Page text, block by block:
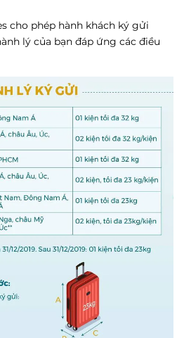
cho phép hành khách ký gửi
lý của bạn đáp ứng các điều